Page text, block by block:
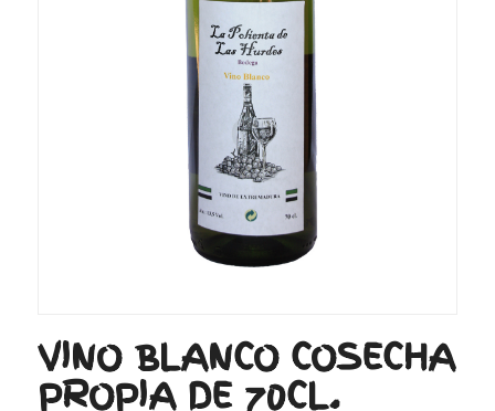
VINO BLANCO COSECHA
PROPIA DE 70CL.